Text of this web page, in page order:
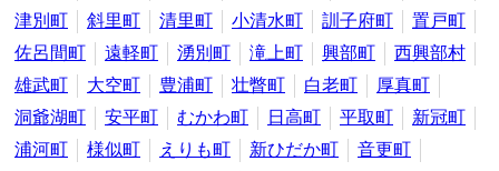
津別町
斜里町 清里町 小清水町 訓子府町
置戸町
佐呂間町
遠軽町 湧別町 滝上町 興部町
西興部村
雄武町
大空町 豊浦町 壮瞥町 白老町
厚真町
洞爺湖町
安平町 むかわ町 日高町 平取町
新冠町
浦河町
様似町 えりも町 新ひだか町
音更町